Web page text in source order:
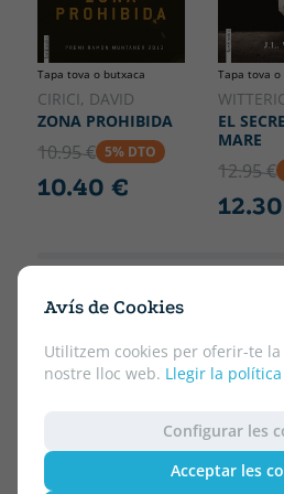
Avís de Cookies
Utilitzem cookies per oferir-te
nostre lloc web. Llegir la
Configurar les
Acceptar les
Tapa tova o butxaca
CIRICI, DAVID
ZONA PROHIBIDA
10.95 € 5% DTO
10.40 €
Tapa tova o
EL
MARE
12.95 €